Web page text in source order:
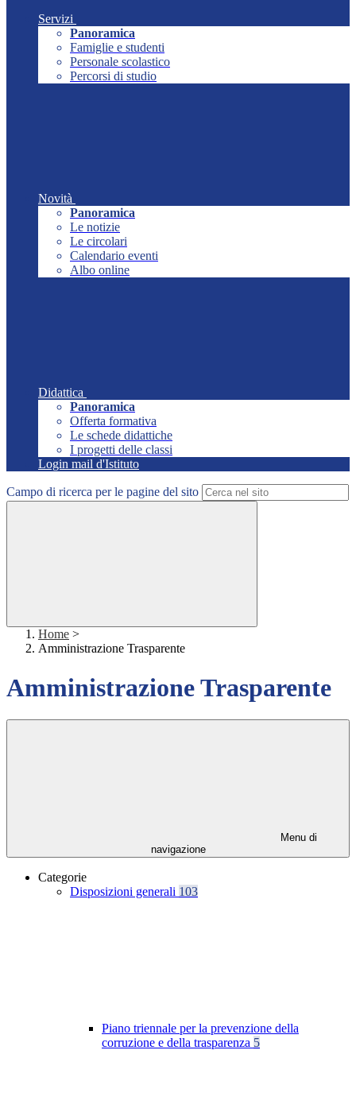
Servizi
Panoramica
Famiglie e studenti
Personale scolastico
Percorsi di studio
Novità
Panoramica
Le notizie
Le circolari
Calendario eventi
Albo online
Didattica
Panoramica
Offerta formativa
Le schede didattiche
I progetti delle classi
Login mail d'Istituto
Campo di ricerca per le pagine del sito
Home >
Amministrazione Trasparente
Amministrazione Trasparente
Menu di
navigazione
Categorie
Disposizioni generali 103
Piano triennale per la prevenzione della
corruzione e della trasparenza 5